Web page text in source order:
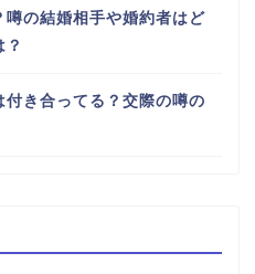
噂の結婚相手や婚約者はど
？
き合ってる？交際の噂の